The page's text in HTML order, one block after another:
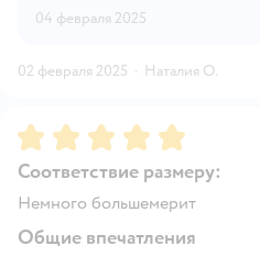
04 февраля 2025
02 февраля 2025 · Наталия О.
Рейтинг:5
Соответствие размеру:
Немного большемерит
Общие впечатления